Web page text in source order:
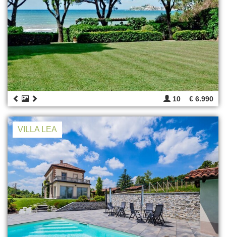
10 € 6.990
VILLA LEA